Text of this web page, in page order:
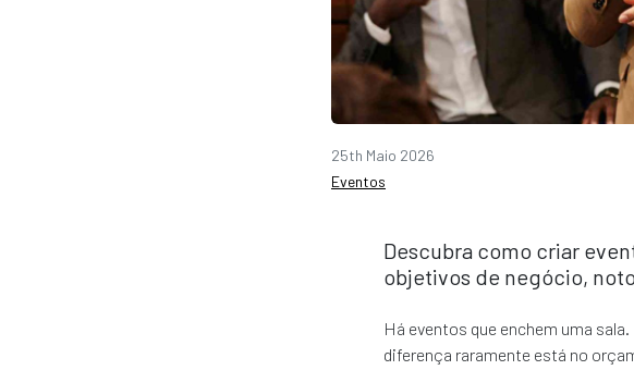
25th Maio 2026
Eventos
Descubra como criar
objetivos de negócio,
Há eventos que enchem uma
diferença raramente está no